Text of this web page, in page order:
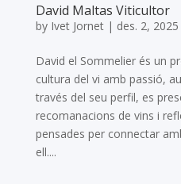
David Maltas Viticultor
by Ivet Jornet| des. 2, 2025
David el Sommelier és un
cultura del vi amb passió,
través del seu perfil, es
recomanacions de vins i
pensades per connectar
ell....